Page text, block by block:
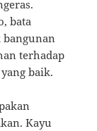
bata
terhadap
baik.
Kayu